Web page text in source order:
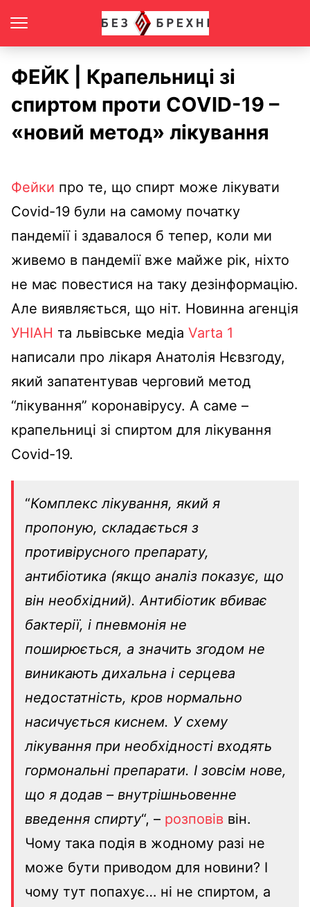
ФЕЙК | Крапельниці зі
спиртом проти COVID-19 –
«новий метод» лікування
Фейки про те, що спирт може лікувати
Covid-19 були на самому початку
пандемії і здавалося б тепер, коли ми
живемо в пандемії вже майже рік, ніхто
не має повестися на таку дезінформацію.
Але виявляється, що ніт. Новинна агенція
УНІАН та львівське медіа Varta 1
написали про лікаря Анатолія Нєвзгоду,
який запатентував черговий метод
“лікування” коронавірусу. А саме –
крапельниці зі спиртом для лікування
Covid-19.
“Комплекс лікування, який я
пропоную, складається з
противірусного препарату,
антибіотика (якщо аналіз показує, що
він необхідний). Антибіотик вбиває
бактерії, і пневмонія не
поширюється, а значить згодом не
виникають дихальна і серцева
недостатність, кров нормально
насичується киснем. У схему
лікування при необхідності входять
гормональні препарати. І зовсім нове,
що я додав – внутрішньовенне
введення спирту“, – розповів він.
Чому така подія в жодному разі не
може бути приводом для новини? І
чому тут попахує… ні не спиртом, а